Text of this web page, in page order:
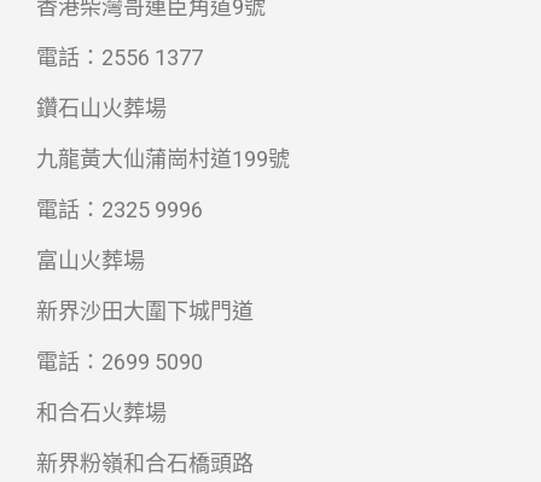
香港柴灣哥連臣角道9號
電話：2556 1377
鑽石山火葬場
九龍黃大仙蒲崗村道199號
電話：2325 9996
富山火葬場
新界沙田大圍下城門道
電話：2699 5090
和合石火葬場
新界粉嶺和合石橋頭路